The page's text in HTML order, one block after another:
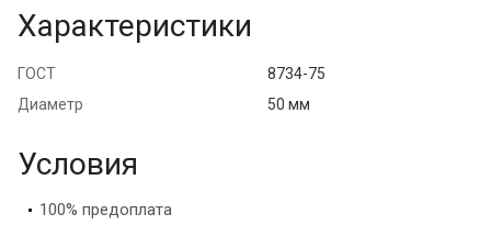
Характеристики
ГОСТ
8734-75
Диаметр
50 мм
Условия
100% предоплата